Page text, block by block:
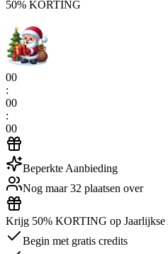
50% KORTING
00
:
00
:
00
Beperkte Aanbieding
Nog maar 32 plaatsen over
Krijg 50% KORTING op Jaarlijkse
Begin met gratis credits